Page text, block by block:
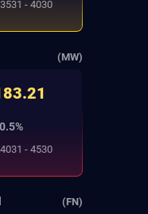
3531 - 4030
(MW)
0.5%
4031 - 4530
(FN)